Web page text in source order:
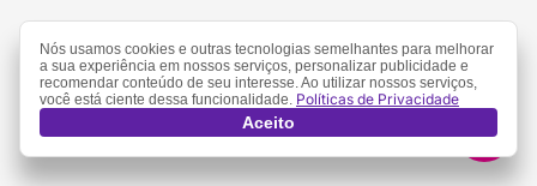
Uma das maiores redes de sites de viagem do
Brasil. Somos apaixonados por viagem e por
compartilhar nossas experiências, buscando sempre
dar as melhores dicas de viagem para as pessoas.
Nós usamos cookies e outras tecnologias semelhantes para melhorar
a sua experiência em nossos serviços, personalizar publicidade e
recomendar conteúdo de seu interesse. Ao utilizar nossos serviços,
você está ciente dessa funcionalidade. Políticas de Privacidade
Aceito